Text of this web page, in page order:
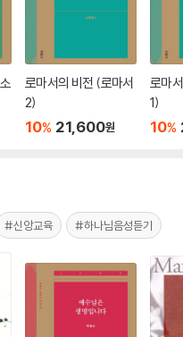
로마서의 비전 (로마서
2)
10% 21,600원
로마
1)
10%
#신앙교육 #하나님음성듣기